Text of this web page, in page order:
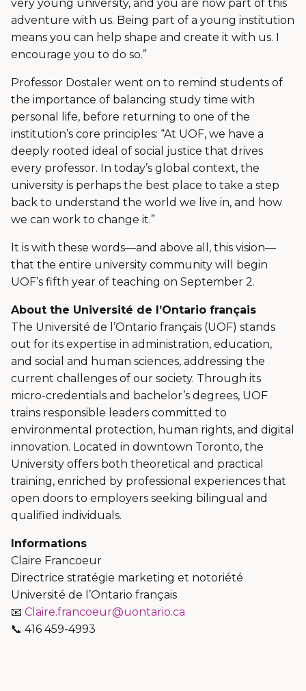
very young university, and you are now part of this
adventure with us. Being part of a young institution
means you can help shape and create it with us. I
encourage you to do so.”
Professor Dostaler went on to remind students of
the importance of balancing study time with
personal life, before returning to one of the
institution’s core principles: “At UOF, we have a
deeply rooted ideal of social justice that drives
every professor. In today’s global context, the
university is perhaps the best place to take a step
back to understand the world we live in, and how
we can work to change it.”
It is with these words—and above all, this vision—
that the entire university community will begin
UOF’s fifth year of teaching on September 2.
About the Université de l’Ontario français
The Université de l’Ontario français (UOF) stands
out for its expertise in administration, education,
and social and human sciences, addressing the
current challenges of our society. Through its
micro-credentials and bachelor’s degrees, UOF
trains responsible leaders committed to
environmental protection, human rights, and digital
innovation. Located in downtown Toronto, the
University offers both theoretical and practical
training, enriched by professional experiences that
open doors to employers seeking bilingual and
qualified individuals.
Informations
Claire Francoeur
Directrice stratégie marketing et notoriété
Université de l’Ontario français
📧 Claire.francoeur@uontario.ca
📞 416 459-4993